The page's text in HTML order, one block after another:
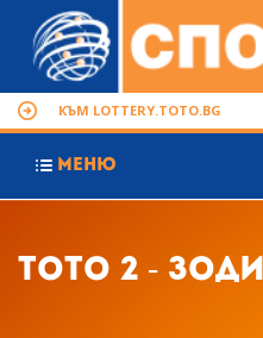
КЪМ LOTTERY.TOTO.BG
МЕНЮ
Тото 2 -